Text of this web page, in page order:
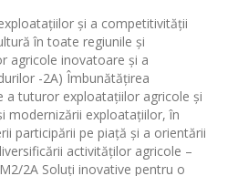
și a competitivității
în toate regiunile și
agricole inovatoare și a
-2A) Îmbunătățirea
tuturor exploatațiilor agricole și
modernizării exploatațiilor, în
participării pe piață și a orientării
activităților agricole –
2A Soluți inovative pentru o